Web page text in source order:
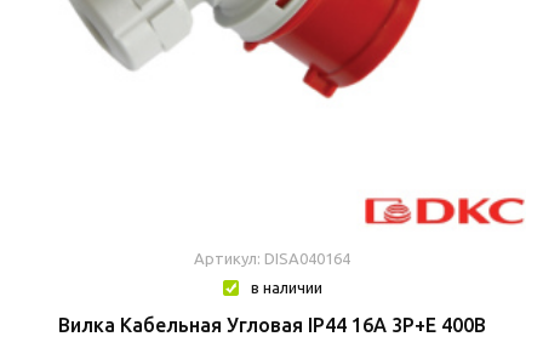
Артикул: DISA040164
в наличии
Вилка Кабельная Угловая IP44 16A 3P+E 400В